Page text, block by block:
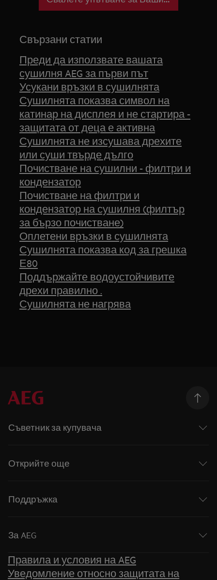
Свързани статии
Преди да използвате вашата
сушилня AEG за първи път
Усукани връзки в сушилнята
Сушилнята показва символ на
катинар на дисплея и не стартира -
защитата от деца е активна
Сушилнята не изсушава дрехите
или суши твърде дълго
Почистване на сушилни - филтри и
кондензатор
Почистване на филтри и
кондензатор на сушилня (филтър
за бързо почистване)
Оплетени връзки в сушилнята
Сушилнята показва код за грешка
Е80
Поддържайте водоустойчивите
дрехи правилно .
Сушилнята не нагрява
Съветник за купувача
Открийте още
Поддръжка
За AEG
Правила и условия на AEG
Уведомление относно защитата на